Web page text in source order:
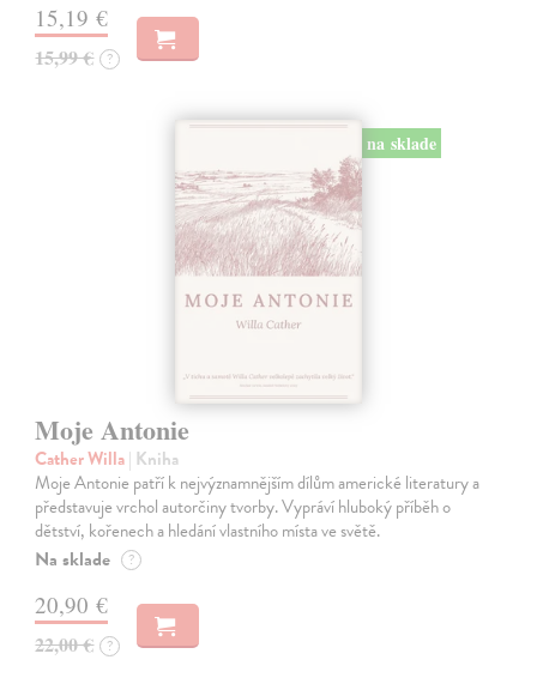
15,19 €
15,99 € ?
na sklade
Moje Antonie
Cather Willa| Kniha
Moje Antonie patří k nejvýznamnějším dílům americké literatury a
představuje vrchol autorčiny tvorby. Vypráví hluboký příběh o
dětství, kořenech a hledání vlastního místa ve světě.
Na sklade ?
20,90 €
22,00 € ?